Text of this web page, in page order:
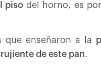
piso del horno, es
que enseñaron a la
de este pan.